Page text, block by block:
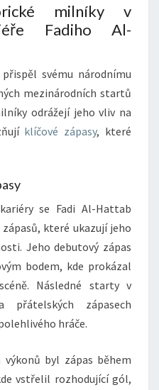
milníky v
Fadiho Al-
svému národnímu
mezinárodních startů
odrážejí jeho vliv na
klíčové zápasy, které
se Fadi Al-Hattab
které ukazují jeho
Jeho debutový zápas
bodem, kde prokázal
Následné starty v
přátelských zápasech
hráče.
byl zápas během
vstřelil rozhodující gól,